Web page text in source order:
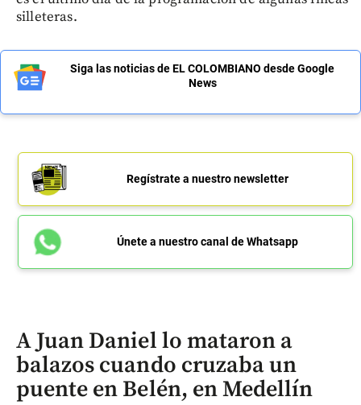
silleteras.
Siga las noticias de EL COLOMBIANO desde Google
News
Regístrate a nuestro newsletter
Únete a nuestro canal de Whatsapp
A Juan Daniel lo mataron a
balazos cuando cruzaba un
puente en Belén, en Medellín